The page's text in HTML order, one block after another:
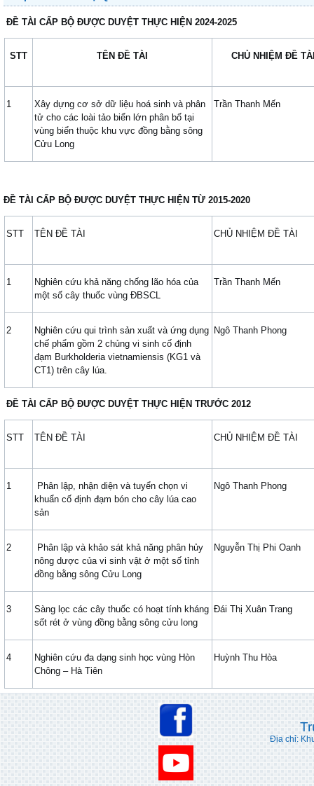
ĐỀ TÀI CẤP BỘ ĐƯỢC DUYỆT THỰC HIỆN 2024-2025
STT TÊN ĐỀ TÀI CHỦ NHIỆM ĐỀ
1
Xây dựng cơ sở dữ liệu hoá sinh và phân
tử cho các loài tảo biển lớn phân bố tại
vùng biển thuộc khu vực đồng bằng sông
Cửu Long
Trần Thanh Mến
ĐỀ TÀI CẤP BỘ ĐƯỢC DUYỆT THỰC HIỆN TỪ 2015-2020
STT TÊN ĐỀ TÀI CHỦ NHIỆM ĐỀ TÀI
1
Nghiên cứu khả năng chống lão hóa của
một số cây thuốc vùng ĐBSCL
Trần Thanh Mến
2
Nghiên cứu qui trình sản xuất và ứng dụng
chế phẩm gồm 2 chủng vi sinh cố định
đạm Burkholderia vietnamiensis (KG1 và
CT1) trên cây lúa.
Ngô Thanh Phong
ĐỀ TÀI CẤP BỘ ĐƯỢC DUYỆT THỰC HIỆN TRƯỚC 2012
STT TÊN ĐỀ TÀI CHỦ NHIỆM ĐỀ TÀI
1
Phân lập, nhận diện và tuyển chọn vi
khuẩn cố định đạm bón cho cây lúa cao
sản
Ngô Thanh Phong
2
Phân lập và khảo sát khả năng phân hủy
nông dược của vi sinh vật ở một số tỉnh
đồng bằng sông Cửu Long
Nguyễn Thị Phi Oanh
3
Sàng lọc các cây thuốc có hoạt tính kháng
sốt rét ở vùng đồng bằng sông cửu long
Đái Thị Xuân Trang
4
Nghiên cứu đa dạng sinh học vùng Hòn
Chông – Hà Tiên
Huỳnh Thu Hòa
Địa chỉ: